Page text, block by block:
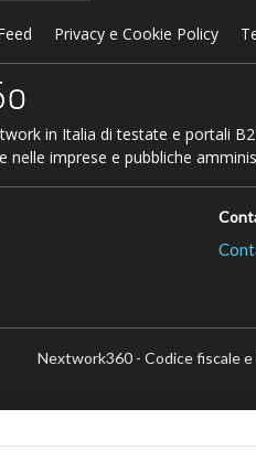
Privacy e Cookie Policy
in Italia di testate e portali
nelle imprese e pubbliche
Nextwork360 - Codice fiscale